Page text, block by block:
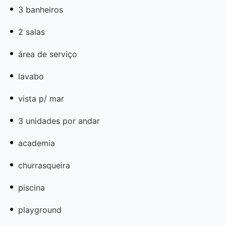
3 banheiros
2 salas
área de serviço
lavabo
vista p/ mar
3 unidades por andar
academia
churrasqueira
piscina
playground